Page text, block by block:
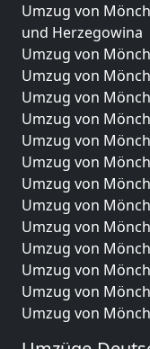
Umzug von
und Herzegowina
Umzug von
Umzug von
Umzug von
Umzug von
Umzug von
Umzug von
Umzug von
Umzug von
Umzug von
Umzug von
Umzug von
Umzug von
Umzug von